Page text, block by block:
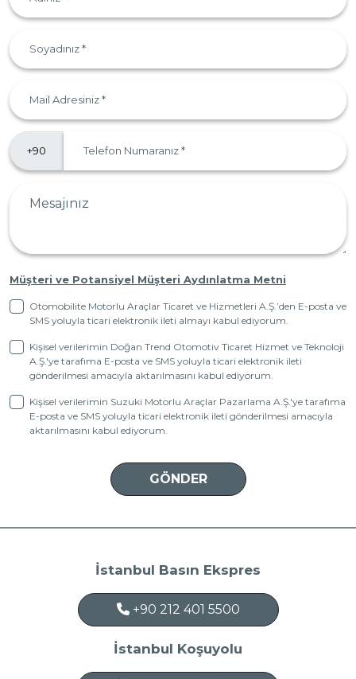
Müşteri ve Potansiyel Müşteri Aydınlatma Metni
Otomobilite Motorlu Araçlar Ticaret ve Hizmetleri A.Ş.’den E-posta ve
SMS yoluyla ticari elektronik ileti almayı kabul ediyorum.
Kişisel verilerimin Doğan Trend Otomotiv Ticaret Hizmet ve Teknoloji
A.Ş.'ye tarafıma E-posta ve SMS yoluyla ticari elektronik ileti
gönderilmesi amacıyla aktarılmasını kabul ediyorum.
Kişisel verilerimin Suzuki Motorlu Araçlar Pazarlama A.Ş.'ye tarafıma
E-posta ve SMS yoluyla ticari elektronik ileti gönderilmesi amacıyla
aktarılmasını kabul ediyorum.
İstanbul Basın Ekspres
+90 212 401 5500
İstanbul Koşuyolu